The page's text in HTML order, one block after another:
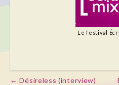
Le festival
← Désireless (interview)